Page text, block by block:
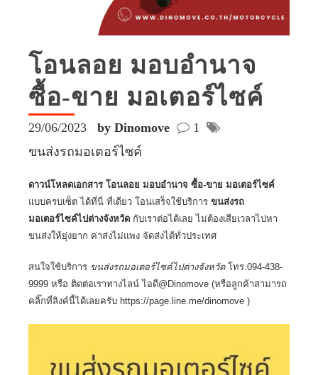
โอนลอย มอบอำนาจ
ซื้อ-ขาย มอเตอร์ไซค์
29/06/2023 by Dinomove
1
ขนส่งรถมอเตอร์ไซค์
ดาวน์โหลดเอกสาร โอนลอย มอบอำนาจ ซื้อ-ขาย มอเตอร์ไซค์
แบบครบเซ็ต ได้ที่นี่ ที่เดียว โอนเสร็จใช้บริการ ขนส่งรถ
มอเตอร์ไซค์ไปต่างจังหวัด กับเราต่อได้เลย ไม่ต้องเสียเวลาไปหา
ขนส่งให้ยุ่งยาก ค่าส่งไม่แพง จัดส่งได้ทั่วประเทศ
สนใจใช้บริการ ขนส่งรถมอเตอร์ไซค์ไปต่างจังหวัดโทร.094-438-
9999 หรือ ติดต่อเราทางไลน์ ไอดี@Dinomove (หรือลูกค้าสามารถ
คลิ๊กที่ลิงค์นี้ได้เลยครับ https://page.line.me/dinomove )